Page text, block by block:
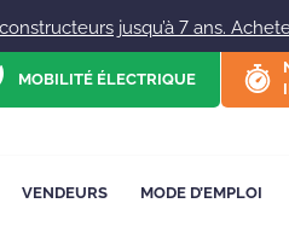
jusqu’à 7 ans.
MOBILITÉ ÉLECTRIQUE
VENDEURS MODE D’EMPLOI